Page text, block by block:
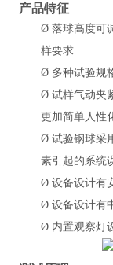
产品特征
Ø 落球高度可
样要求
Ø 多种试验规
Ø 试样气动夹
更加简单人性
Ø 试验钢球采
素引起的系统
Ø 设备设计有
Ø 设备设计有
Ø 内置观察灯